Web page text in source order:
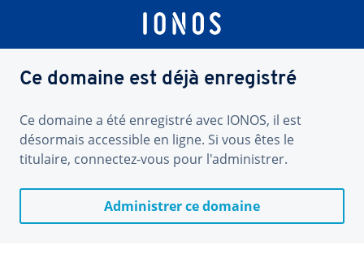
Ce domaine est déjà enregistré
Ce domaine a été enregistré avec IONOS, il est
désormais accessible en ligne. Si vous êtes le
titulaire, connectez-vous pour l'administrer.
Administrer ce domaine